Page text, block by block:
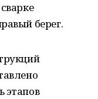
берег.
этапов